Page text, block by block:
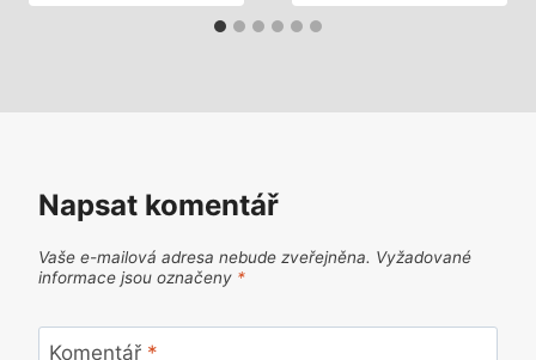
Napsat komentář
Vaše e-mailová adresa nebude zveřejněna. Vyžadované
informace jsou označeny *
Komentář *